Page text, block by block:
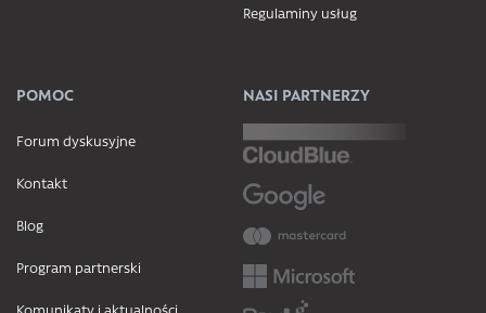
Regulaminy usług
POMOC
Forum dyskusyjne
Kontakt
Blog
Program partnerski
Komunikaty i aktualności
NASI PARTNERZY